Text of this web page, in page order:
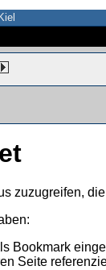
zuzugreifen,
Bookmark
Seite